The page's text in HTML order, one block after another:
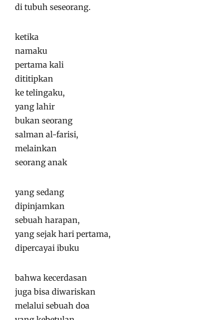
di tubuh seseorang.
ketika
namaku
pertama kali
dititipkan
ke telingaku,
yang lahir
bukan seorang
salman al-farisi,
melainkan
seorang anak
yang sedang
dipinjamkan
sebuah harapan,
yang sejak hari pertama,
dipercayai ibuku
bahwa kecerdasan
juga bisa diwariskan
melalui sebuah doa